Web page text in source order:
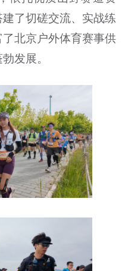
了切磋交流、实战练
北京户外体育赛事供
发展。